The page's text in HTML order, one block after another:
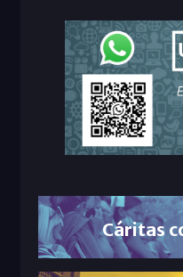
Cáritas